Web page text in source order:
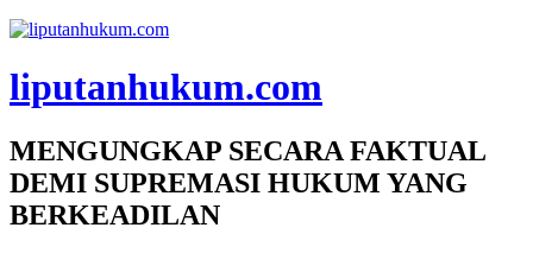
liputanhukum.com
MENGUNGKAP SECARA FAKTUAL
DEMI SUPREMASI HUKUM YANG
BERKEADILAN